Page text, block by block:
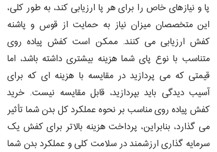
پا و نیازهای خاص را برای هر پا ارزیابی کند، به طور کلی،
این متخصصان میزان نیاز به حمایت از قوس و پاشنه
کفش ارزیابی می کنند. ممکن است کفش پیاده روی
متناسب با نوع پای شما هزینه بیشتری داشته باشد، اما
قیمتی که می پردازید در مقایسه با هزینه ای که برای
آسیب دیدگی باید بپردازید، قابل مقایسه نیست. خرید
کفش پیاده روی مناسب بر نحوه عملکرد کل بدن شما تأثیر
می گذارد، بنابراین، پرداخت هزینه بالاتر برای کفش یک
سرمایه گذاری ارزشمند در سلامت کلی و عملکرد بدن شما